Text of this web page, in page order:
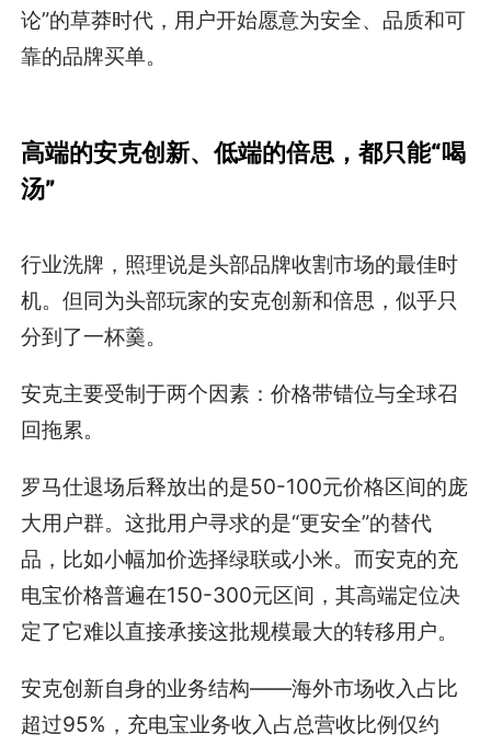
论”的草莽时代，用户开始愿意为安全、品质和可
靠的品牌买单。
高端的安克创新、低端的倍思，都只能“喝
汤”
行业洗牌，照理说是头部品牌收割市场的最佳时
机。但同为头部玩家的安克创新和倍思，似乎只
分到了一杯羹。
安克主要受制于两个因素：价格带错位与全球召
回拖累。
罗马仕退场后释放出的是50-100元价格区间的庞
大用户群。这批用户寻求的是“更安全”的替代
品，比如小幅加价选择绿联或小米。而安克的充
电宝价格普遍在150-300元区间，其高端定位决
定了它难以直接承接这批规模最大的转移用户。
安克创新自身的业务结构——海外市场收入占比
超过95%，充电宝业务收入占总营收比例仅约